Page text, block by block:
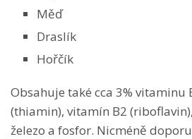
Měď
Draslík
Hořčík
Obsahuje také cca 3% vitaminu
(thiamin), vitamín B2
železo a fosfor. Nicméně